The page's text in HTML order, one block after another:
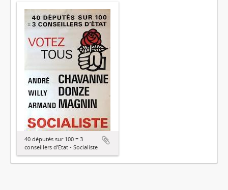
40 députés sur 100 = 3
conseillers d'Etat - Socialiste